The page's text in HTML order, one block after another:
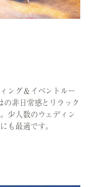
ング＆イベントルー
非日常感とリラック
少人数のウェディン
も最適です。